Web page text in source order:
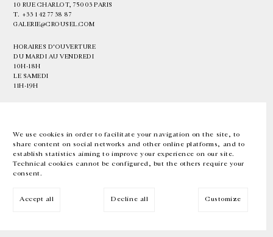
We use cookies in order to facilitate your navigation on the site, to
share content on social networks and other online platforms, and to
establish statistics aiming to improve your experience on our site.
Technical cookies cannot be configured, but the others require your
consent.
Accept all Decline all Customize
10 RUE CHARLOT, 75003 PARIS
T. +33 1 42 77 38 87
GALERIE@CROUSEL.COM
HORAIRES D'OUVERTURE
DU MARDI AU VENDREDI
10H-18H
LE SAMEDI
11H-19H
EN FR 中文 Facebook Instagram
Inscrivez-vous à notre newsletter